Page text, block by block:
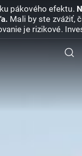
pákového efektu.
Mali by ste zvážiť,
je rizikové.